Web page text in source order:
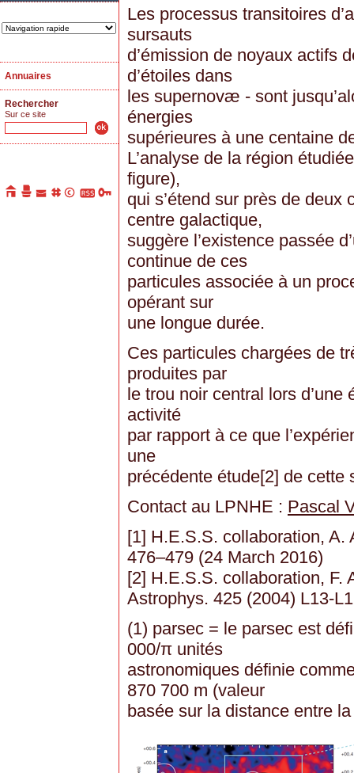
Annuaires
Rechercher
Sur ce site
Les processus transitoires
sursauts
d’émission de noyaux actifs
d’étoiles dans
les supernovæ - sont
énergies
supérieures à une centaine
L’analyse de la région
figure),
qui s’étend sur près de deux
centre galactique,
suggère l’existence passée
continue de ces
particules associée à un
opérant sur
une longue durée.
Ces particules chargées de
produites par
le trou noir central lors
activité
par rapport à ce que
une
précédente étude[2] de cette
Contact au LPNHE : Pascal
[1] H.E.S.S. collaboration, A.
476–479 (24 March 2016)
[2] H.E.S.S. collaboration, F.
Astrophys. 425 (2004) L13-
(1) parsec = le parsec est
000/π unités
astronomiques définie
870 700 m (valeur
basée sur la distance entre